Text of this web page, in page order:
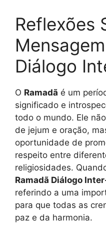
Reflexões
Diálogo
O Ramadã é um
significado e
todo o mundo. Ele
de jejum e oração,
oportunidade de
respeito entre
religiosidades.
Ramadã Diálogo
referindo a uma
para que todas as
paz e da harmonia.